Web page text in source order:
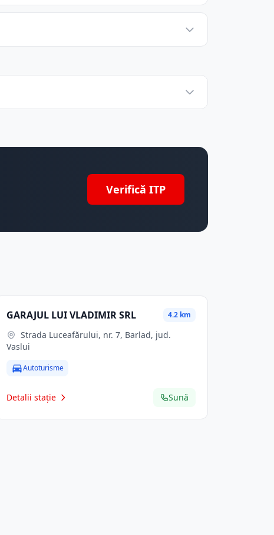
Verifică ITP
GARAJUL LUI VLADIMIR SRL 4.2 km
Strada Luceafărului, nr. 7, Barlad, jud.
Vaslui
Autoturisme
Detalii stație Sună